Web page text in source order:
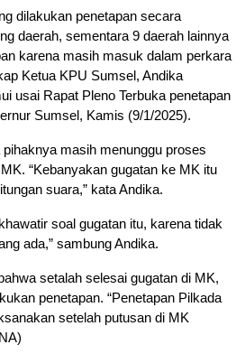
dilakukan penetapan secara
daerah, sementara 9 daerah lainnya
karena masih masuk dalam perkara
Ketua KPU Sumsel, Andika
usai Rapat Pleno Terbuka penetapan
Sumsel, Kamis (9/1/2025).
masih menunggu proses
“Kebanyakan gugatan ke MK itu
suara,” kata Andika.
soal gugatan itu, karena tidak
ada,” sambung Andika.
setalah selesai gugatan di MK,
penetapan. “Penetapan Pilkada
setelah putusan di MK